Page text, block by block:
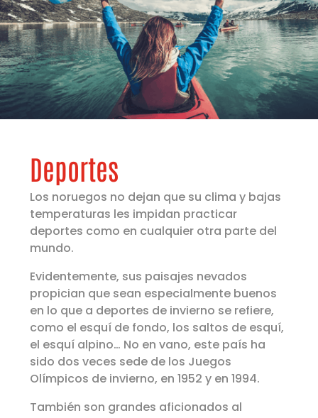
Deportes
Los noruegos no dejan que su clima y bajas
temperaturas les impidan practicar
deportes como en cualquier otra parte del
mundo.
Evidentemente, sus paisajes nevados
propician que sean especialmente buenos
en lo que a deportes de invierno se refiere,
como el esquí de fondo, los saltos de esquí,
el esquí alpino… No en vano, este país ha
sido dos veces sede de los Juegos
Olímpicos de invierno, en 1952 y en 1994.
También son grandes aficionados al